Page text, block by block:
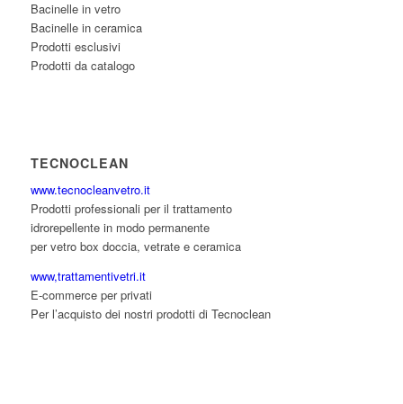
Bacinelle in vetro
Bacinelle in ceramica
Prodotti esclusivi
Prodotti da catalogo
TECNOCLEAN
www.tecnocleanvetro.it
Prodotti professionali per il trattamento
idrorepellente in modo permanente
per vetro box doccia, vetrate e ceramica
www,trattamentivetri.it
E-commerce per privati
Per l’acquisto dei nostri prodotti di Tecnoclean